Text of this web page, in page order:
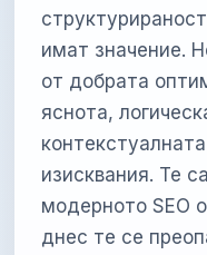
имат значение.
от добрата
яснота,
изисквания. Те
модерното SEO
днес те се